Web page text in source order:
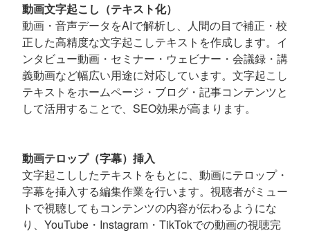
動画文字起こし（テキスト化）
動画・音声データをAIで解析し、人間の目で補正・校
正した高精度な文字起こしテキストを作成します。イ
ンタビュー動画・セミナー・ウェビナー・会議録・講
義動画など幅広い用途に対応しています。文字起こし
テキストをホームページ・ブログ・記事コンテンツと
して活用することで、SEO効果が高まります。
動画テロップ（字幕）挿入
文字起こししたテキストをもとに、動画にテロップ・
字幕を挿入する編集作業を行います。視聴者がミュー
トで視聴してもコンテンツの内容が伝わるようにな
り、YouTube・Instagram・TikTokでの動画の視聴完